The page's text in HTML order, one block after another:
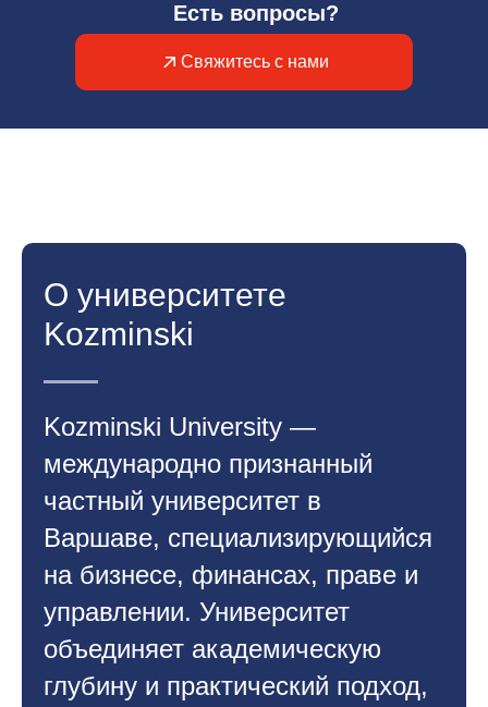
Есть вопросы?
Свяжитесь с нами
О университете
Kozminski
Kozminski University —
международно признанный
частный университет в
Варшаве, специализирующийся
на бизнесе, финансах, праве и
управлении. Университет
объединяет академическую
глубину и практический подход,